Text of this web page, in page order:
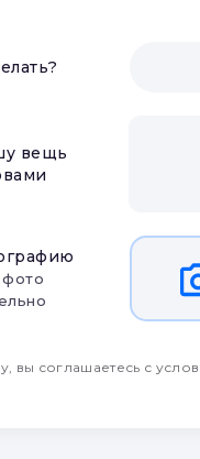
вещь
вы соглашаетесь с